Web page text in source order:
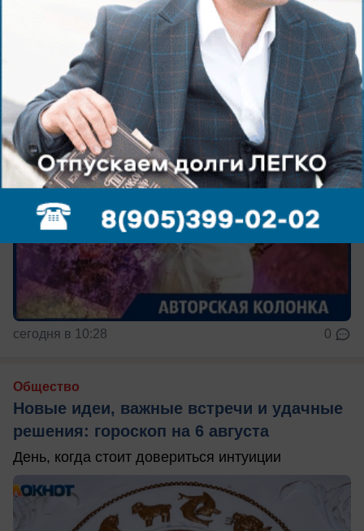
астролог о сложностях августа
Август станет временем перезагрузки
сегодня в 10:28 0
Общество
Новые идеи, важные встречи и удачные
решения: гороскоп на 6 августа
День, когда стоит довериться интуиции